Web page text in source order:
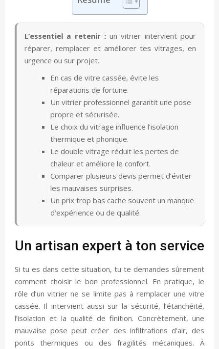
L’essentiel a retenir :un vitrier intervient pour
réparer, remplacer et améliorer tes vitrages, en
urgence ou sur projet.
En cas de vitre cassée, évite les
réparations de fortune.
Un vitrier professionnel garantit une pose
propre et sécurisée.
Le choix du vitrage influence l’isolation
thermique et phonique.
Le double vitrage réduit les pertes de
chaleur et améliore le confort.
Comparer plusieurs devis permet d’éviter
les mauvaises surprises.
Un prix trop bas cache souvent un manque
d’expérience ou de qualité.
Un artisan expert à ton service
Si tu es dans cette situation, tu te demandes sûrement
comment choisir le bon professionnel. En pratique, le
rôle d’un vitrier ne se limite pas à remplacer une vitre
cassée. Il intervient aussi sur la sécurité, l’étanchéité,
l’isolation et la qualité de finition. Concrètement, une
mauvaise pose peut créer des infiltrations d’air, des
ponts thermiques ou des fragilités mécaniques. À